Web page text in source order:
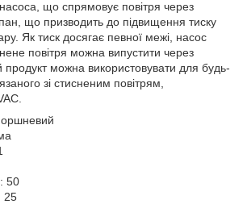
що спрямовує повітря через
що призводить до підвищення тиску
Як тиск досягає певної межі, насос
повітря можна випустити через
продукт можна використовувати для будь-
зі стисненим повітрям,
50
25